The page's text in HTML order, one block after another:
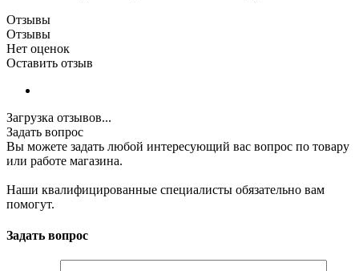
Отзывы
Отзывы
Нет оценок
Оставить отзыв
Загрузка отзывов...
Задать вопрос
Вы можете задать любой интересующий вас вопрос по товару
или работе магазина.
Наши квалифицированные специалисты обязательно вам
помогут.
Задать вопрос